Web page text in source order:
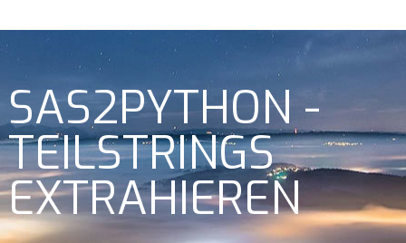
SAS2PYTHON -
TEILSTRINGS
EXTRAHIEREN